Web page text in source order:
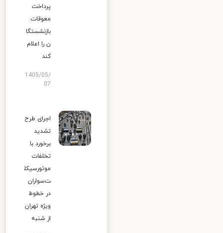
پرداخت
معوقات
بازنشستگا
ن را اعلام
کند
1405/05/
07
اجرای طرح
تشدید
برخورد با
تخلفات
موتورسیکل
ت‌سواران
در خطوط
ویژه تهران
از شنبه